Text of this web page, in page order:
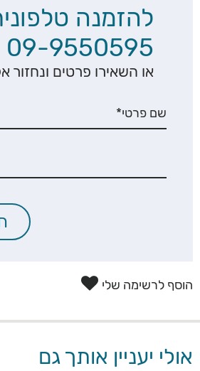
להזמנה
09-9550595
או השאירו פרטים ונחזור
הוסף לרשימה שלי
אולי יעניין אותך גם